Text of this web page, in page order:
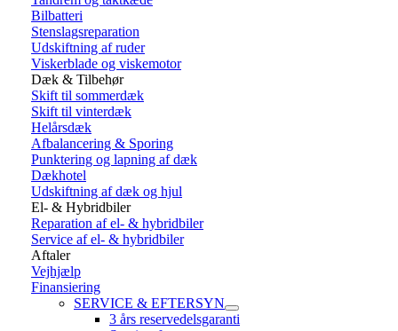
Bilbatteri
Stenslagsreparation
Udskiftning af ruder
Viskerblade og viskemotor
Dæk & Tilbehør
Skift til sommerdæk
Skift til vinterdæk
Helårsdæk
Afbalancering & Sporing
Punktering og lapning af dæk
Dækhotel
Udskiftning af dæk og hjul
El- & Hybridbiler
Reparation af el- & hybridbiler
Service af el- & hybridbiler
Aftaler
Vejhjælp
Finansiering
SERVICE & EFTERSYN
3 års reservedelsgaranti